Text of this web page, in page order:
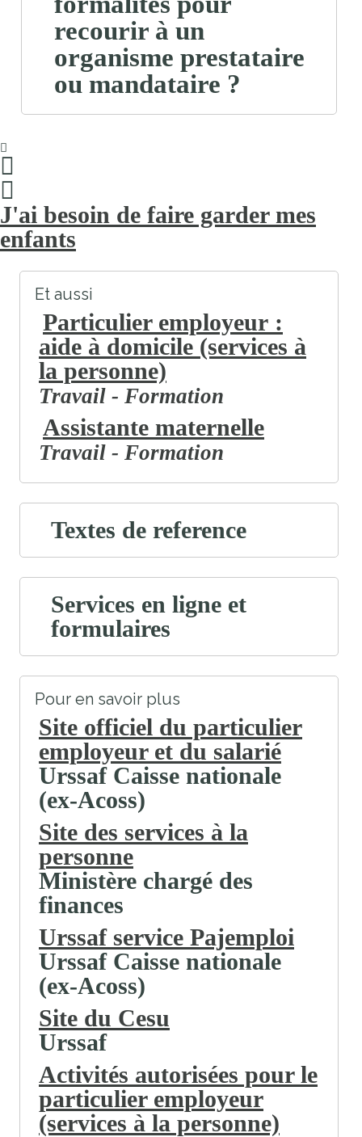
recourir à un
organisme prestataire
ou mandataire ?
J'ai besoin de faire garder mes
enfants
Et aussi
Particulier employeur :
aide à domicile (services à
la personne)
Travail - Formation
Assistante maternelle
Travail - Formation
Textes de reference
Services en ligne et
formulaires
Pour en savoir plus
Site officiel du particulier
employeur et du salarié
Urssaf Caisse nationale
(ex-Acoss)
Site des services à la
personne
Ministère chargé des
finances
Urssaf service Pajemploi
Urssaf Caisse nationale
(ex-Acoss)
Site du Cesu
Urssaf
Activités autorisées pour le
particulier employeur
(services à la personne)